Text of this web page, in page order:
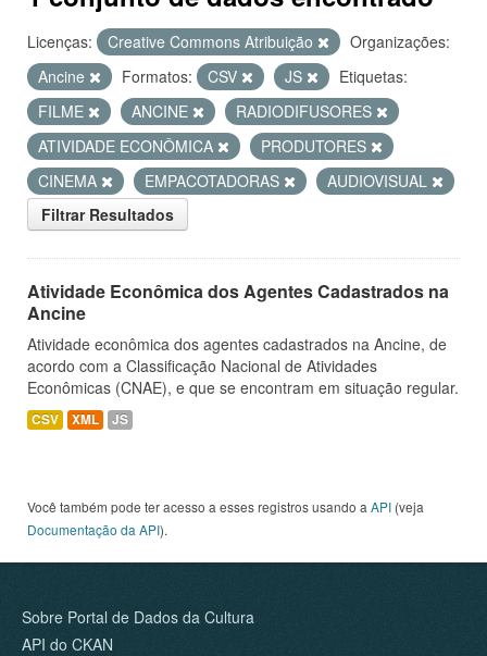
Licenças: Creative Commons Atribuição
Organizações:
Ancine
Formatos: CSV JS
Etiquetas:
FILME
ANCINE
RADIODIFUSORES
ATIVIDADE ECONÔMICA
PRODUTORES
CINEMA
EMPACOTADORAS
AUDIOVISUAL
Filtrar Resultados
Atividade Econômica dos Agentes Cadastrados na
Ancine
Atividade econômica dos agentes cadastrados na Ancine, de
acordo com a Classificação Nacional de Atividades
Econômicas (CNAE), e que se encontram em situação regular.
CSV XML JS
Você também pode ter acesso a esses registros usando a API (veja
Documentação da API).
Sobre Portal de Dados da Cultura
API do CKAN